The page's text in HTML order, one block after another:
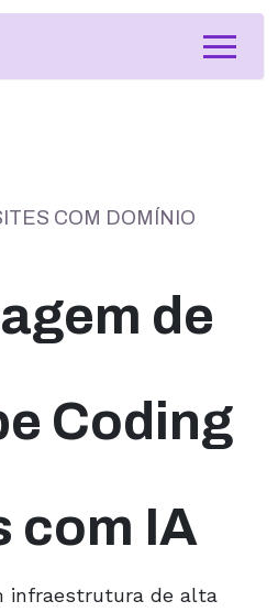
COM DOMÍNIO
de
Coding
com IA
infraestrutura de alta